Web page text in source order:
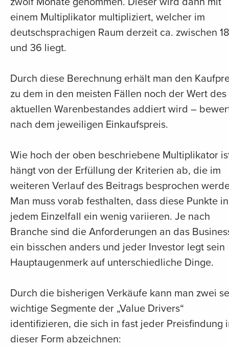
einem Multiplikator multipliziert, welcher im
deutschsprachigen Raum derzeit ca. zwischen 18
und 36 liegt.
Durch diese Berechnung erhält man den
zu dem in den meisten Fällen noch der Wert des
aktuellen Warenbestandes addiert wird –
nach dem jeweiligen Einkaufspreis.
Wie hoch der oben beschriebene Multiplikator
hängt von der Erfüllung der Kriterien ab, die im
weiteren Verlauf des Beitrags besprochen
Man muss vorab festhalten, dass diese Punkte in
jedem Einzelfall ein wenig variieren. Je nach
Branche sind die Anforderungen an das
ein bisschen anders und jeder Investor legt sein
Hauptaugenmerk auf unterschiedliche Dinge.
Durch die bisherigen Verkäufe kann man zwei
wichtige Segmente der „Value Drivers“
identifizieren, die sich in fast jeder Preisfindung
dieser Form abzeichnen: